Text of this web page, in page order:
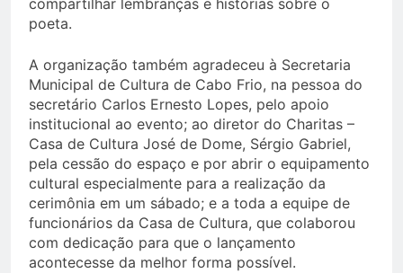
compartilhar lembranças e histórias sobre o
poeta.
A organização também agradeceu à Secretaria
Municipal de Cultura de Cabo Frio, na pessoa do
secretário Carlos Ernesto Lopes, pelo apoio
institucional ao evento; ao diretor do Charitas –
Casa de Cultura José de Dome, Sérgio Gabriel,
pela cessão do espaço e por abrir o equipamento
cultural especialmente para a realização da
cerimônia em um sábado; e a toda a equipe de
funcionários da Casa de Cultura, que colaborou
com dedicação para que o lançamento
acontecesse da melhor forma possível.